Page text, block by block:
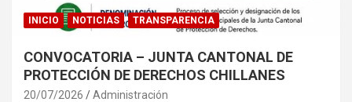
INICIO NOTICIAS TRANSPARENCIA
CONVOCATORIA – JUNTA CANTONAL DE
PROTECCIÓN DE DERECHOS CHILLANES
20/07/2026 Administración